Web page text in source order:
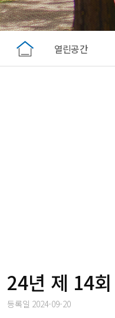
열린공간
24년 제 14
등록일 2024-09-20